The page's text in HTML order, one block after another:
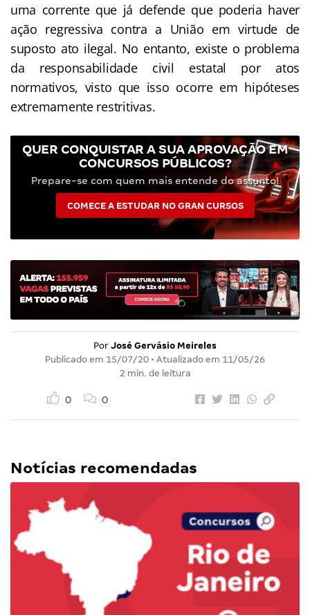
uma corrente que já defende que poderia haver
ação regressiva contra a União em virtude de
suposto ato ilegal. No entanto, existe o problema
da responsabilidade civil estatal por atos
normativos, visto que isso ocorre em hipóteses
extremamente restritivas.
QUER CONQUISTAR A SUA APROVAÇÃO EM
CONCURSOS PÚBLICOS?
Prepare-se com quem mais entende do assunto!
COMECE A ESTUDAR NO GRAN CURSOS
Por José Gervásio Meireles
Publicado em 15/07/20 • Atualizado em 11/05/26
2 min. de leitura
0 0
Notícias recomendadas